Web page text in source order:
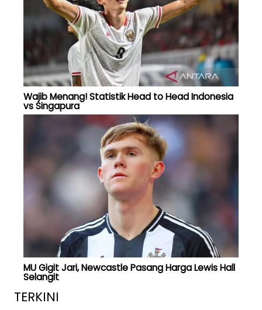
Wajib Menang! Statistik Head to Head Indonesia
vs Singapura
MU Gigit Jari, Newcastle Pasang Harga Lewis Hall
Selangit
TERKINI